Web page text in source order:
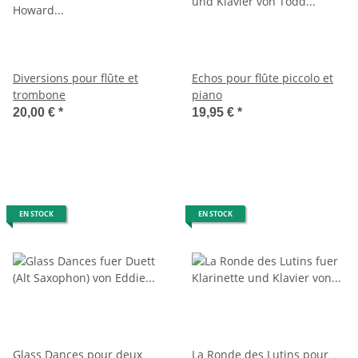
Diversions pour flûte et
trombone
20,00 € *
Echos pour flûte piccolo et
piano
19,95 € *
EN STOCK
Glass Dances pour deux
EN STOCK
La Ronde des Lutins pour